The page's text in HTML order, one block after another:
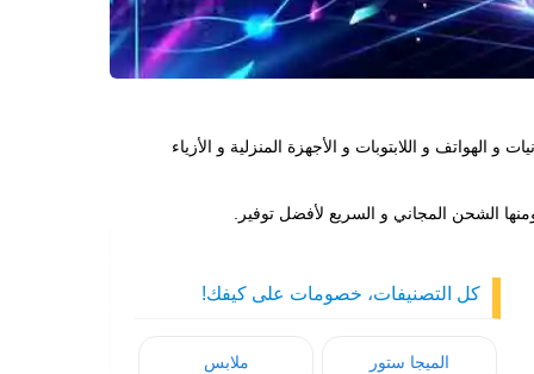
تصل حتى 80% على جميع المنتجات من الالكترونيات و الهواتف و اللابتوبات و الأجهزة المنزلية و الأزياء
الشحن المجاني و السريع لأفضل توفير.
كل التصنيفات، خصومات على كيفك!
الميجا ستور ملابس